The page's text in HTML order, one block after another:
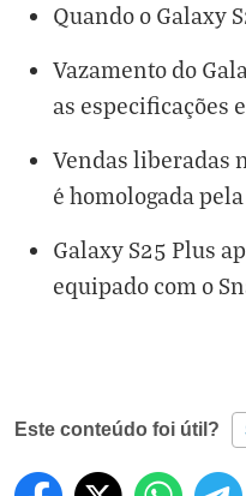
Quando o Galaxy
Vazamento do
as especificações
Vendas liberadas
é homologada
Galaxy S25 Plus
equipado com o
Este conteúdo foi útil?